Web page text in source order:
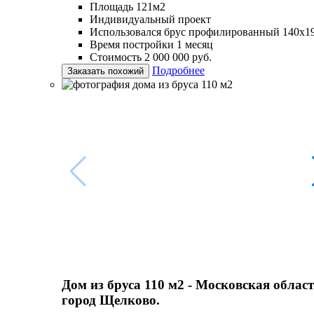
Площадь 121м2
Индивидуальный проект
Использовался брус профилированный
Время постройки 1 месяц
Стоимость 2 000 000 руб.
Заказать похожий Подробнее
Дом из бруса 110 м2 - Московская
город Щелково.